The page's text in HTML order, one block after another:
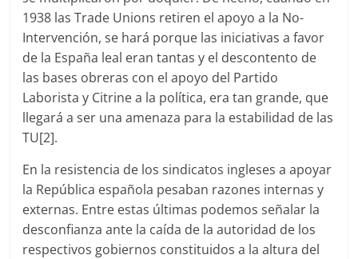
1938 las Trade Unions retiren el apoyo a la No-
Intervención, se hará porque las iniciativas a favor
de la España leal eran tantas y el descontento de
las bases obreras con el apoyo del Partido
Laborista y Citrine a la política, era tan grande, que
llegará a ser una amenaza para la estabilidad de las
TU[2].
En la resistencia de los sindicatos ingleses a apoyar
la República española pesaban razones internas y
externas. Entre estas últimas podemos señalar la
desconfianza ante la caída de la autoridad de los
respectivos gobiernos constituidos a la altura del